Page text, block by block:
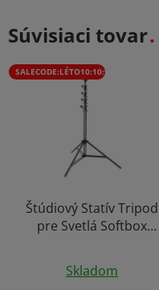
Súvisiaci tovar
SALECODE:LÉTO10:10:%
Štúdiový Statív Tripod
pre Svetlá Softbox
Vzduchovým Tlmením
460cm, 8kg
Skladom